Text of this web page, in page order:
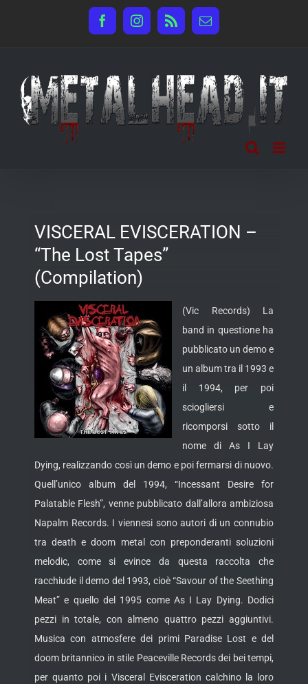
FacebookInstagram
Rss Email
VISCERAL EVISCERATION –
“The Lost Tapes”
(Compilation)
(Vic Records) La
band in questione ha
pubblicato un demo e
un album tra il 1993 e
il 1994, per poi
sciogliersi e
ricomporsi sotto il
nome di As I Lay
Dying, realizzando così un demo e poi fermarsi di nuovo.
Quell’unico album del 1994, “Incessant Desire for
Palatable Flesh”, venne pubblicato dall’allora ambiziosa
Napalm Records. I viennesi sono autori di un connubio
tra death e doom metal con preponderanti soluzioni
melodic, come si evince da questa raccolta che
racchiude il demo del 1993, cioè “Savour of the Seething
Meat” e quello del 1995 come As I Lay Dying. Dodici
pezzi in totale, con almeno quattro pezzi aggiuntivi.
Musica con atmosfere dei primi Paradise Lost e del
doom britannico in stile Peaceville Records dei bei tempi,
per quanto poi i Visceral Evisceration calchino la loro